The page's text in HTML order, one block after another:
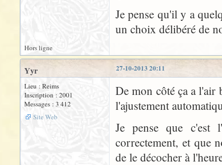
Je pense qu'il y a
un choix délibéré de
Hors ligne
27-10-2013 20:11
Yyr
Lieu : Reims
Inscription : 2001
Messages : 3 412
Site Web
De mon côté ça a
l'ajustement
Je pense que c'est
correctement, et que
de le décocher à